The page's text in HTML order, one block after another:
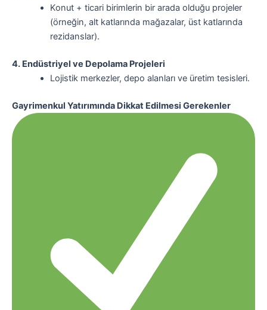
Konut + ticari birimlerin bir arada olduğu projeler
(örneğin, alt katlarında mağazalar, üst katlarında
rezidanslar).
4. Endüstriyel ve Depolama Projeleri
Lojistik merkezler, depo alanları ve üretim tesisleri.
Gayrimenkul Yatırımında Dikkat Edilmesi Gerekenler